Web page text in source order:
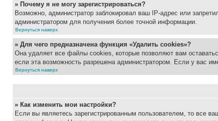
» Почему я не могу зарегистрироваться?
Возможно, администратор заблокировал ваш IP-адрес или
администратором для получения более точной информации.
Вернуться наверх
» Для чего предназначена функция «Удалить cookies»?
Она удаляет все файлы cookies, которые позволяют вам
если эта возможность разрешена администратором. Если у вас
Вернуться наверх
» Как изменить мои настройки?
Если вы являетесь зарегистрированным пользователем, то все